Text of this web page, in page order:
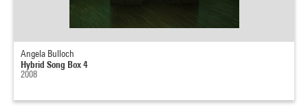
Angela Bulloch
Hybrid Song Box 4
2008